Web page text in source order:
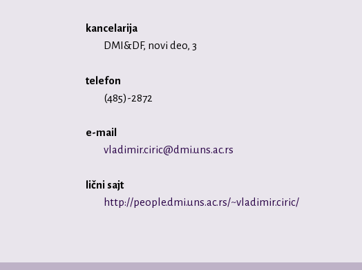
kancelarija
DMI&DF, novi deo, 3
telefon
(485)-2872
e-mail
vladimir.ciric@dmi.uns.ac.rs
lični sajt
http://people.dmi.uns.ac.rs/~vladimir.ciric/